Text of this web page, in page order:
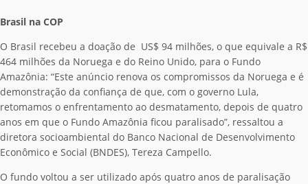
Brasil na COP
O Brasil recebeu a doação de US$ 94 milhões, o que equivale a R$
464 milhões da Noruega e do Reino Unido, para o Fundo
Amazônia: “Este anúncio renova os compromissos da Noruega e é
demonstração da confiança de que, com o governo Lula,
retomamos o enfrentamento ao desmatamento, depois de quatro
anos em que o Fundo Amazônia ficou paralisado”, ressaltou a
diretora socioambiental do Banco Nacional de Desenvolvimento
Econômico e Social (BNDES), Tereza Campello.
O fundo voltou a ser utilizado após quatro anos de paralisação